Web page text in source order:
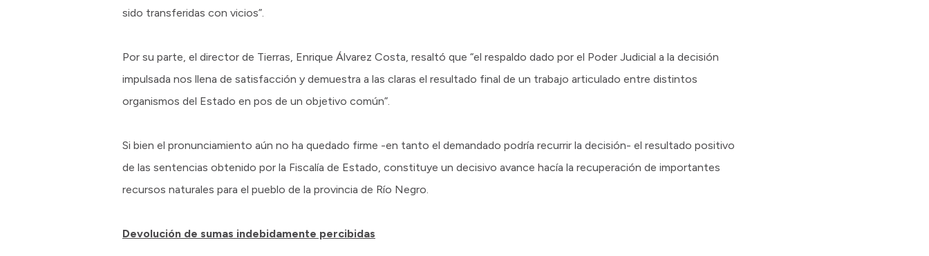
sido transferidas con vicios”.
Por su parte, el director de Tierras, Enrique Álvarez Costa, resaltó que “el respaldo dado por el Poder Judicial a la decisión
impulsada nos llena de satisfacción y demuestra a las claras el resultado final de un trabajo articulado entre distintos
organismos del Estado en pos de un objetivo común”.
Si bien el pronunciamiento aún no ha quedado firme -en tanto el demandado podría recurrir la decisión- el resultado positivo
de las sentencias obtenido por la Fiscalía de Estado, constituye un decisivo avance hacía la recuperación de importantes
recursos naturales para el pueblo de la provincia de Río Negro.
Devolución de sumas indebidamente percibidas